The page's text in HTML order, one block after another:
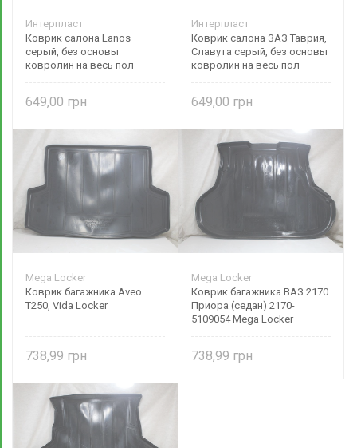
Интерпласт
Коврик салона Lanos
серый, без основы
ковролин на весь пол
649,00
Интерпласт
Коврик салона ЗАЗ Таврия,
Славута серый, без основы
ковролин на весь пол
649,00
Mega Locker
Коврик багажника Aveo
T250, Vida Locker
738,99
Mega Locker
Коврик багажника ВАЗ 2170
Приора (седан) 2170-
5109054 Mega Locker
738,99